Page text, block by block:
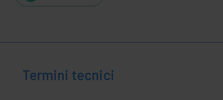
Termini tecnici